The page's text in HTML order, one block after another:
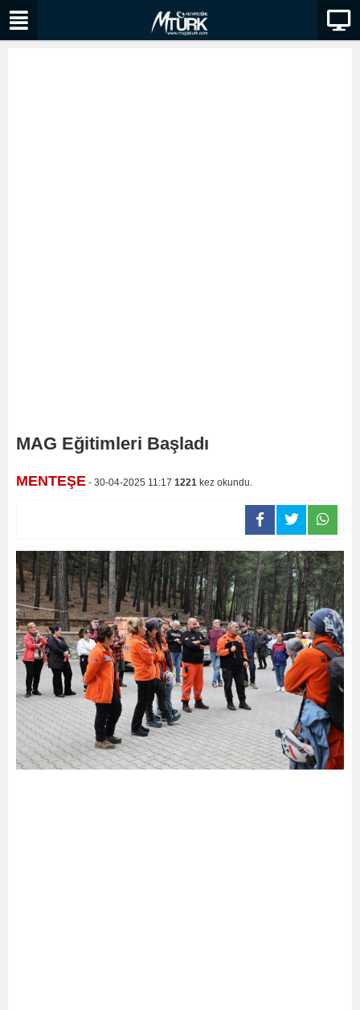
MAG Eğitimleri Başladı
MENTEŞE - 30-04-2025 11:17 1221 kez okundu.